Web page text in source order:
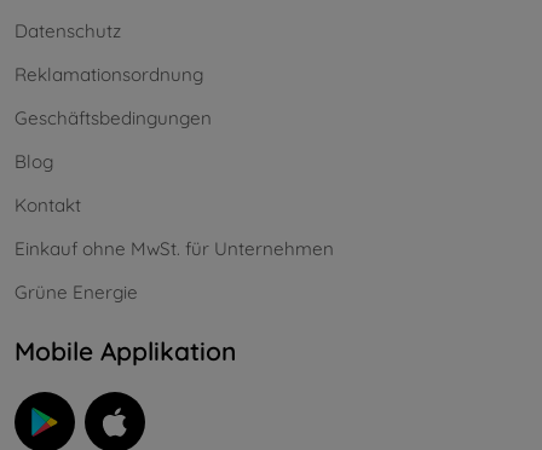
Datenschutz
Reklamationsordnung
Geschäftsbedingungen
Blog
Kontakt
Einkauf ohne MwSt. für Unternehmen
Grüne Energie
Mobile Applikation